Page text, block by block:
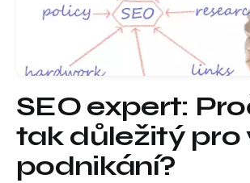
SEO expert:
tak důležitý pro
podnikání?